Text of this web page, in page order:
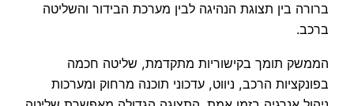
ברורה בין תצוגת הנהיגה לבין מערכת הבידור והשליטה
ברכב.
הממשק תומך בקישוריות מתקדמת, שליטה חכמה
בפונקציות הרכב, ניווט, עדכוני תוכנה מרחוק ומערכות